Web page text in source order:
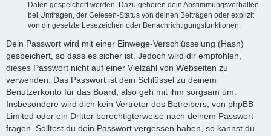
Daten gespeichert werden. Dazu gehören dein Abstimmungsverhalten
bei Umfragen, der Gelesen-Status von deinen Beiträgen oder explizit
von dir gesetzte Lesezeichen oder Benachrichtigungsfunktionen.
Dein Passwort wird mit einer Einwege-Verschlüsselung (Hash)
gespeichert, so dass es sicher ist. Jedoch wird dir empfohlen,
dieses Passwort nicht auf einer Vielzahl von Webseiten zu
verwenden. Das Passwort ist dein Schlüssel zu deinem
Benutzerkonto für das Board, also geh mit ihm sorgsam um.
Insbesondere wird dich kein Vertreter des Betreibers, von phpBB
Limited oder ein Dritter berechtigterweise nach deinem Passwort
fragen. Solltest du dein Passwort vergessen haben, so kannst du